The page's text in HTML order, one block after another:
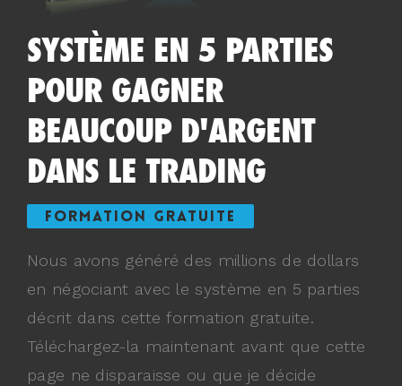
SYSTÈME EN 5 PARTIES
POUR GAGNER
BEAUCOUP D'ARGENT
DANS LE TRADING
FORMATION GRATUITE
Nous avons généré des millions de dollars
en négociant avec le système en 5 parties
décrit dans cette formation gratuite.
Téléchargez-la maintenant avant que cette
page ne disparaisse ou que je décide